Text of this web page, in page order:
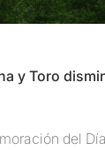
y Toro
del